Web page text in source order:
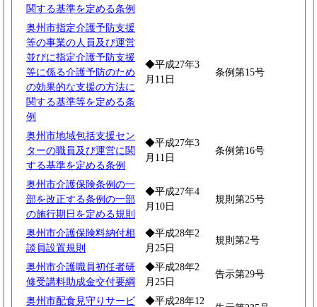
関する基準を定める条例
奥州市指定介護予防支援
等の事業の人員及び運営
並びに指定介護予防支援
等に係る介護予防のため
の効果的な支援の方法に
関する基準等を定める条
例
◆平成27年3
月11日
条例第15号
奥州市地域包括支援セン
ターの職員及び運営に関
する基準を定める条例
◆平成27年3
月11日
条例第16号
奥州市介護保険条例の一
部を改正する条例の一部
の施行期日を定める規則
◆平成27年4
月10日
規則第25号
奥州市介護保険料納付相
談員設置規則
◆平成28年2
月25日
規則第2号
奥州市介護職員初任者研
修受講料助成金交付要綱
◆平成28年2
月25日
告示第29号
奥州市配食見守りサービ ◆平成28年12